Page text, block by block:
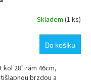
Skladem (1 ks)
Do košíku
28" rám 46cm,